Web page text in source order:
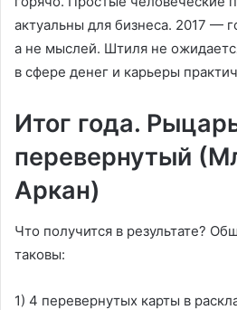
актуальны для бизнеса. 2017 —
а не мыслей. Штиля не
в сфере денег и карьеры
Итог года.
перевернутый
Аркан)
Что получится в результате?
таковы:
1) 4 перевернутых карты в